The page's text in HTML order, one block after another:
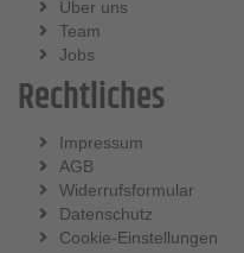
Über uns
Team
Jobs
Rechtliches
Impressum
AGB
Widerrufsformular
Datenschutz
Cookie-Einstellungen